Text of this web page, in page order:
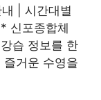
| 시간대별
신포종합체
습 정보를 한
거운 수영을